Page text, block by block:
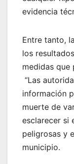
evidencia
Entre tanto,
los
medidas que
“Las
información
muerte de
esclarecer si
peligrosas y
municipio.